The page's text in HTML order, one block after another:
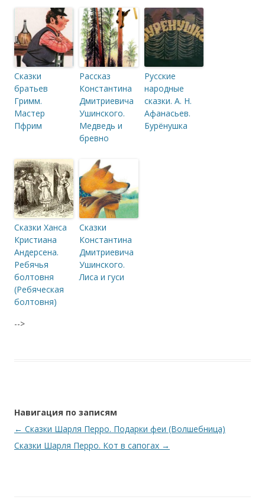
Сказки
братьев
Гримм.
Мастер
Пфрим
Рассказ
Константина
Дмитриевича
Ушинского.
Медведь и
бревно
Русские
народные
сказки. А. Н.
Афанасьев.
Бурёнушка
Сказки Ханса
Кристиана
Андерсена.
Ребячья
болтовня
(Ребяческая
болтовня)
Сказки
Константина
Дмитриевича
Ушинского.
Лиса и гуси
-->
Навигация по записям
← Сказки Шарля Перро. Подарки феи (Волшебница)
Сказки Шарля Перро. Кот в сапогах →